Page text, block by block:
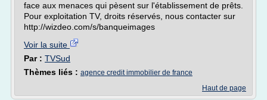
face aux menaces qui pèsent sur l'établissement de prêts.
Pour exploitation TV, droits réservés, nous contacter sur
http://wizdeo.com/s/banqueimages
Voir la suite
Par : TVSud
Thèmes liés : agence credit immobilier de france
Haut de page